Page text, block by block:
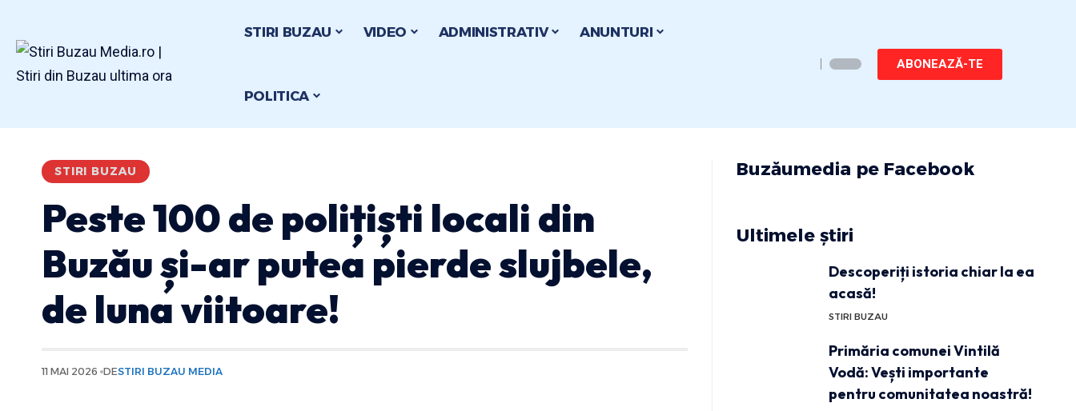
STIRI BUZAU VIDEO ADMINISTRATIV ANUNTURI
POLITICA
ABONEAZĂ-TE
STIRI BUZAU
Peste 100 de polițiști locali din
Buzău și-ar putea pierde slujbele,
de luna viitoare!
11 MAI 2026 DESTIRI BUZAU MEDIA
Buzăumedia pe Facebook
Ultimele știri
Descoperiți istoria chiar la ea
acasă!
STIRI BUZAU
Primăria comunei Vintilă
Vodă: Vești importante
pentru comunitatea noastră!